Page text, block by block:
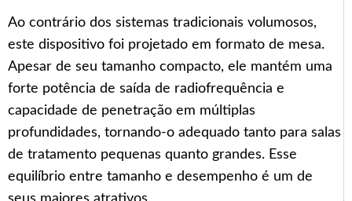
Ao contrário dos sistemas tradicionais volumosos,
este dispositivo foi projetado em formato de mesa.
Apesar de seu tamanho compacto, ele mantém uma
forte potência de saída de radiofrequência e
capacidade de penetração em múltiplas
profundidades, tornando-o adequado tanto para salas
de tratamento pequenas quanto grandes. Esse
equilíbrio entre tamanho e desempenho é um de